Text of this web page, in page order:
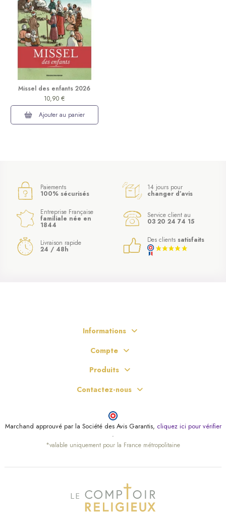
Missel des enfants 2026
10,90 €
Ajouter au panier
Paiements
100% sécurisés
14 jours pour
changer d’avis
Entreprise Française
familiale née en
1844
Service client au
03 20 24 74 15
Livraison rapide
24 / 48h
Des clients satisfaits
Informations
Compte
Produits
Contactez-nous
Marchand approuvé par la Société des Avis Garantis, cliquez ici pour vérifier
.
*valable uniquement pour la France métropolitaine